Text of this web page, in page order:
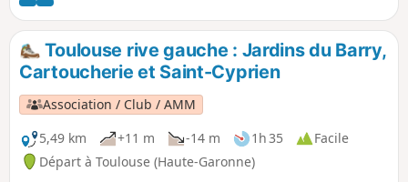
Toulouse rive gauche : Jardins du Barry,
Cartoucherie et Saint-Cyprien
Association / Club / AMM
5,49 km
+11 m -14 m 1h 35
Facile
Départ à Toulouse (Haute-Garonne)